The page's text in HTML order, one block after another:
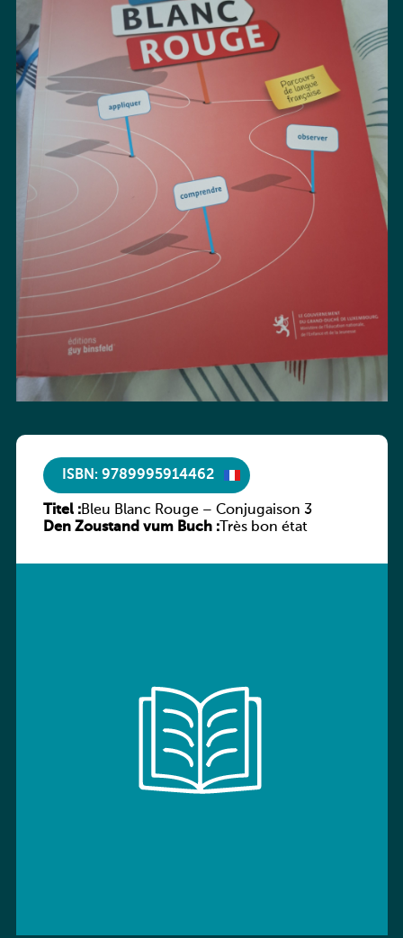
ISBN: 9789995914462
Titel :Bleu Blanc Rouge – Conjugaison 3
Den Zoustand vum Buch :Très bon état